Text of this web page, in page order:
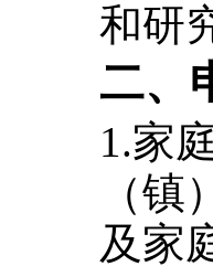
和研
二、
1.家
（
及家